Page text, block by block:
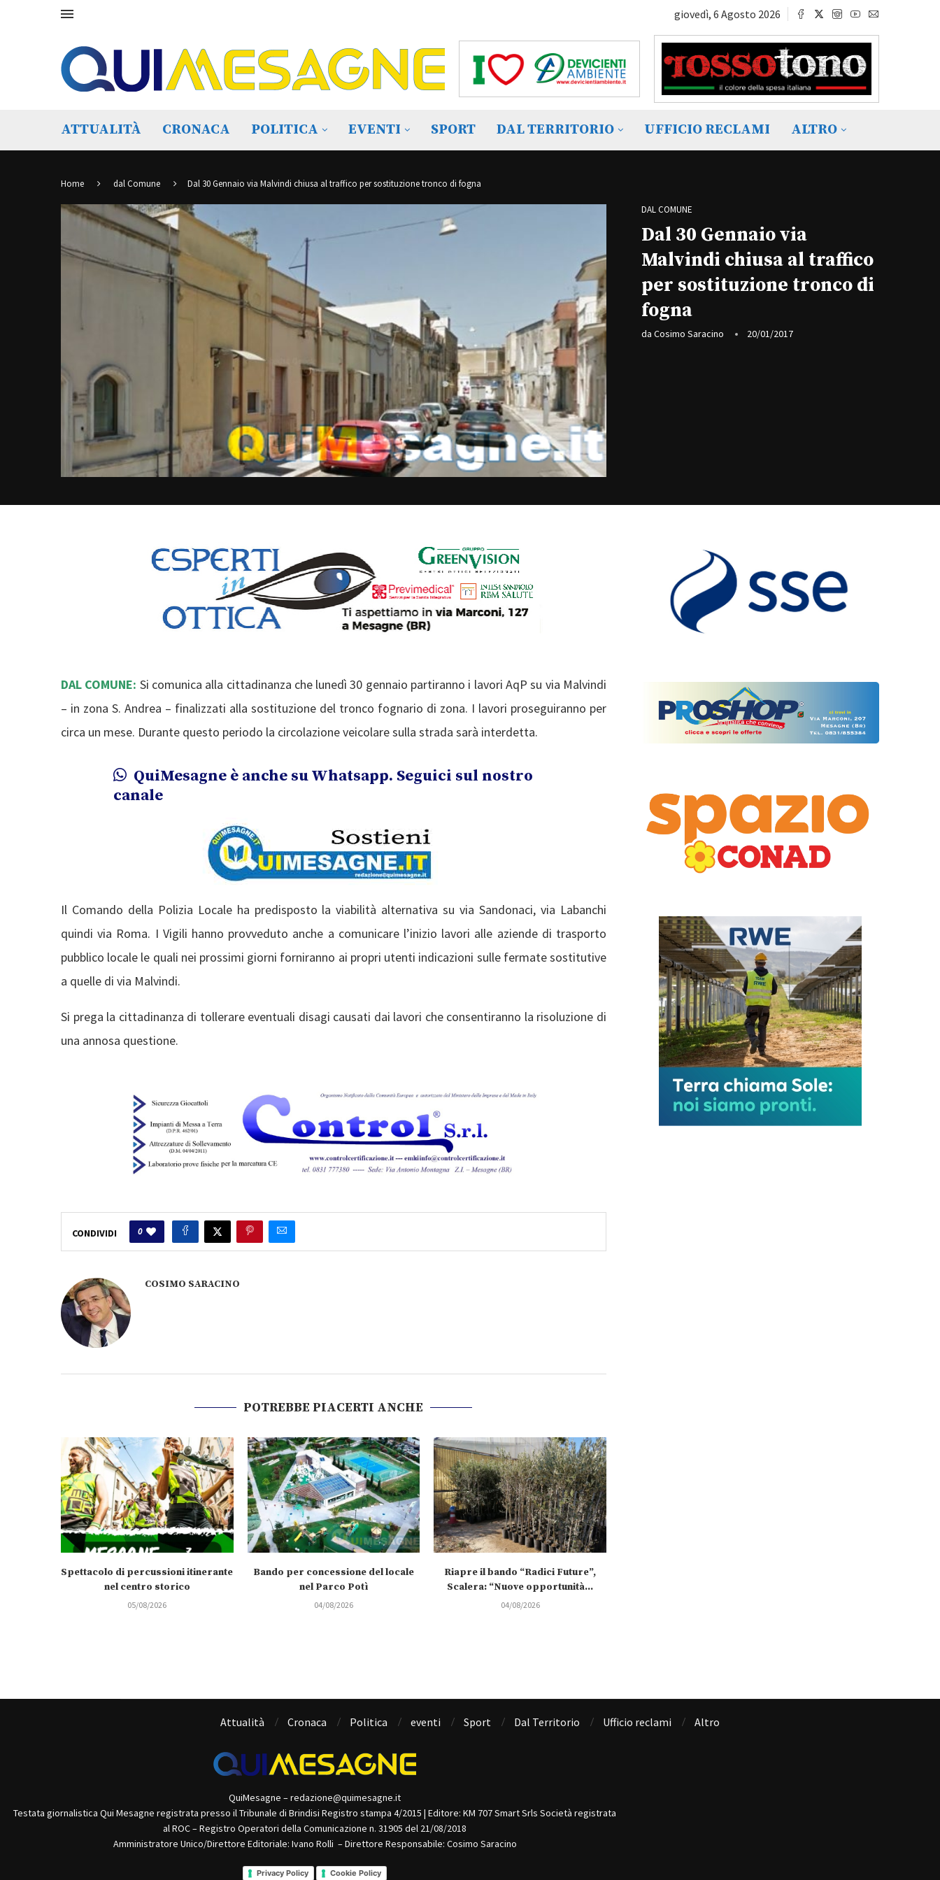
giovedì, 6 Agosto 2026
ATTUALITÀ CRONACA POLITICA EVENTI SPORT DAL TERRITORIO UFFICIO RECLAMI ALTRO
Home dal Comune Dal 30 Gennaio via Malvindi chiusa al traffico per sostituzione tronco di fogna
DAL COMUNE
Dal 30 Gennaio via
Malvindi chiusa al traffico
per sostituzione tronco di
fogna
da Cosimo Saracino 20/01/2017
DAL COMUNE: Si comunica alla cittadinanza che lunedì 30 gennaio partiranno i lavori AqP su via Malvindi
– in zona S. Andrea – finalizzati alla sostituzione del tronco fognario di zona. I lavori proseguiranno per
circa un mese. Durante questo periodo la circolazione veicolare sulla strada sarà interdetta.
QuiMesagne è anche su Whatsapp. Seguici sul nostro
canale
Il Comando della Polizia Locale ha predisposto la viabilità alternativa su via Sandonaci, via Labanchi
quindi via Roma. I Vigili hanno provveduto anche a comunicare l’inizio lavori alle aziende di trasporto
pubblico locale le quali nei prossimi giorni forniranno ai propri utenti indicazioni sulle fermate sostitutive
a quelle di via Malvindi.
Si prega la cittadinanza di tollerare eventuali disagi causati dai lavori che consentiranno la risoluzione di
una annosa questione.
CONDIVIDI 0
COSIMO SARACINO
POTREBBE PIACERTI ANCHE
Spettacolo di percussioni itinerante
nel centro storico
05/08/2026
Bando per concessione del locale
nel Parco Potì
04/08/2026
Riapre il bando “Radici Future”,
Scalera: “Nuove opportunità...
04/08/2026
Attualità Cronaca Politica eventi Sport Dal Territorio Ufficio reclami Altro
QuiMesagne – redazione@quimesagne.it
Testata giornalistica Qui Mesagne registrata presso il Tribunale di Brindisi Registro stampa 4/2015 | Editore: KM 707 Smart Srls Società registrata
al ROC – Registro Operatori della Comunicazione n. 31905 del 21/08/2018
Amministratore Unico/Direttore Editoriale: Ivano Rolli – Direttore Responsabile: Cosimo Saracino
Privacy Policy Cookie Policy